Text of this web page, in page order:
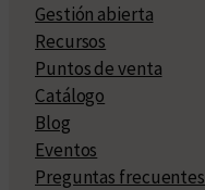
Gestión abierta
Recursos
Puntos de venta
Catálogo
Blog
Eventos
Preguntas frecuentes